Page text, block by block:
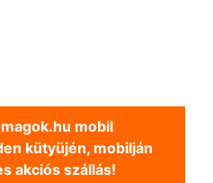
mobil
kütyüjén, mobilján
akciós szállás!